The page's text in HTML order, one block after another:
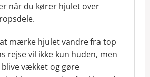
når du kører hjulet over
mærke hjulet vandre fra top
rejse vil ikke kun huden, men
blive vækket og gøre